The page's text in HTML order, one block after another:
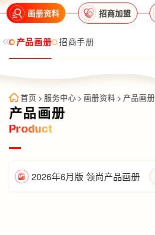
画册资料 招商加盟
产品画册 招商手册
产品画册
Product
首页 > 服务中心 > 画册资料 > 产品画册
2026年6月版 领尚产品画册